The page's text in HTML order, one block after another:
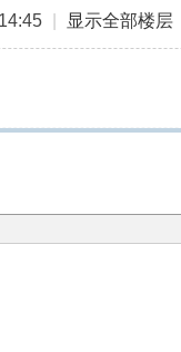
显示全部楼层